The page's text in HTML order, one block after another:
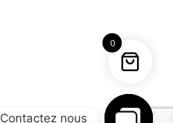
0
Contactez nous